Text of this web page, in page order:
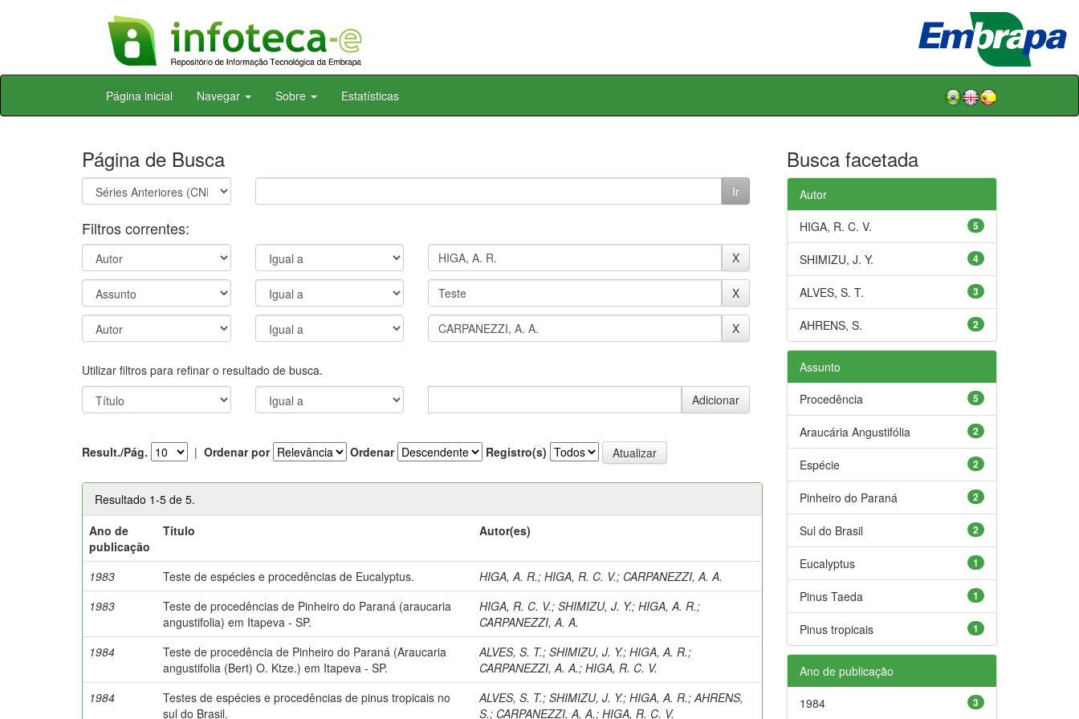
Skip
Página inicial Navegar Sobre Estatísticas
Página de Busca
Filtros correntes:
Utilizar filtros para refinar o resultado de busca.
Result./Pág. | Ordenar por Ordenar Registro(s)
Resultado 1-5 de 5.
Ano de
publicação
Título Autor(es)
1983 Teste de espécies e procedências de Eucalyptus. HIGA, A. R.;HIGA, R. C. V.; CARPANEZZI, A. A.
1983
Teste de procedências de Pinheiro do Paraná (araucaria
angustifolia) em Itapeva - SP.
HIGA, R. C. V.;SHIMIZU, J. Y.;HIGA, A. R.;
CARPANEZZI, A. A.
1984
Teste de procedência de Pinheiro do Paraná (Araucaria
angustifolia (Bert) O. Ktze.) em Itapeva - SP.
ALVES, S. T.;SHIMIZU, J. Y.;HIGA, A. R.;
CARPANEZZI, A. A.;HIGA, R. C. V.
1984
Testes de espécies e procedências de pinus tropicais no
sul do Brasil.
ALVES, S. T.;SHIMIZU, J. Y.;HIGA, A. R.;AHRENS,
S.; CARPANEZZI, A. A.;HIGA, R. C. V.
Busca facetada
Autor
5
HIGA, R. C. V.
4
SHIMIZU, J. Y.
3
ALVES, S. T.
2
AHRENS, S.
Assunto
5
Procedência
2
Araucária Angustifólia
2
Espécie
2
Pinheiro do Paraná
2
Sul do Brasil
1
Eucalyptus
1
Pinus Taeda
1
Pinus tropicais
Ano de publicação
3
1984